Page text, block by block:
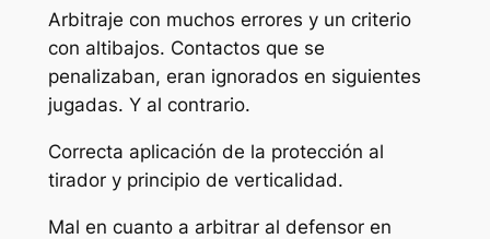
Arbitraje con muchos errores y un criterio
con altibajos. Contactos que se
penalizaban, eran ignorados en siguientes
jugadas. Y al contrario.
Correcta aplicación de la protección al
tirador y principio de verticalidad.
Mal en cuanto a arbitrar al defensor en